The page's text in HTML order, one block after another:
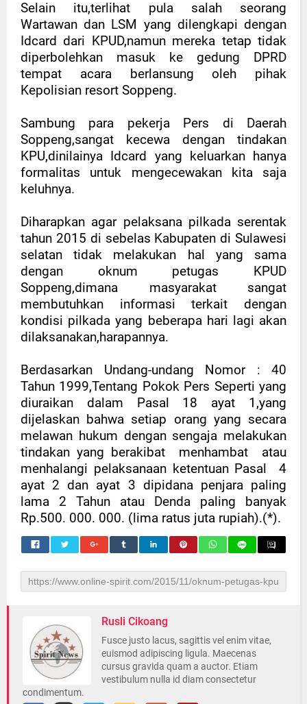
Selain itu,terlihat pula salah seorang
Wartawan dan LSM yang dilengkapi dengan
Idcard dari KPUD,namun mereka tetap tidak
diperbolehkan masuk ke gedung DPRD
tempat acara berlansung oleh pihak
Kepolisian resort Soppeng.
Sambung para pekerja Pers di Daerah
Soppeng,sangat kecewa dengan tindakan
KPU,dinilainya Idcard yang keluarkan hanya
formalitas untuk mengecewakan kita saja
keluhnya.
Diharapkan agar pelaksana pilkada serentak
tahun 2015 di sebelas Kabupaten di Sulawesi
selatan tidak melakukan hal yang sama
dengan oknum petugas KPUD
Soppeng,dimana masyarakat sangat
membutuhkan informasi terkait dengan
kondisi pilkada yang beberapa hari lagi akan
dilaksanakan,harapannya.
Berdasarkan Undang-undang Nomor : 40
Tahun 1999,Tentang Pokok Pers Seperti yang
diuraikan dalam Pasal 18 ayat 1,yang
dijelaskan bahwa setiap orang yang secara
melawan hukum dengan sengaja melakukan
tindakan yang berakibat
menhambat
atau
menhalangi pelaksanaan ketentuan Pasal
4
ayat 2 dan ayat 3 dipidana penjara paling
lama 2 Tahun atau Denda paling banyak
Rp.500. 000. 000. (lima ratus juta rupiah).(*).
Rusli Cikoang
Fusce justo lacus, sagittis vel enim vitae,
euismod adipiscing ligula. Maecenas
cursus gravida quam a auctor. Etiam
vestibulum nulla id diam consectetur
condimentum.